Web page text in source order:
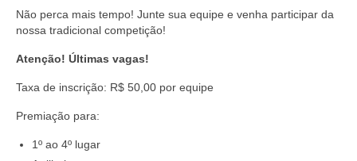
Não perca mais tempo! Junte sua equipe e venha participar da
nossa tradicional competição!
Atenção! Últimas vagas!
Taxa de inscrição: R$ 50,00 por equipe
Premiação para:
1º ao 4º lugar